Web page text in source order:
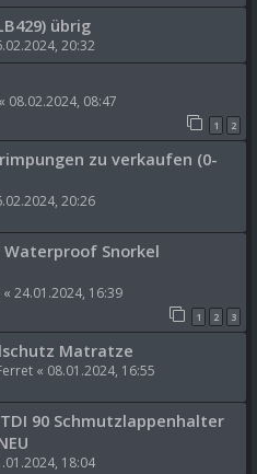
übrig
20:32
« 08.02.2024, 08:47
1 2
zu verkaufen (0-
20:26
Snorkel
« 24.01.2024, 16:39
1 2 3
Matratze
« 08.01.2024, 16:55
90 Schmutzlappenhalter
18:04